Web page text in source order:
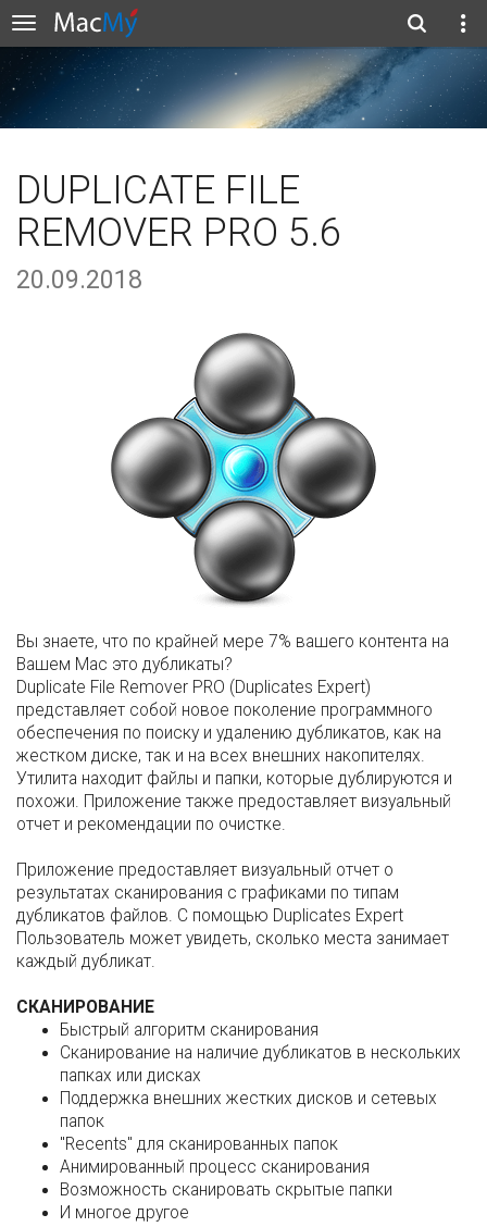
DUPLICATE FILE
REMOVER PRO 5.6
20.09.2018
Вы знаете, что по крайней мере 7% вашего контента на
Вашем Mac это дубликаты?
Duplicate File Remover PRO (Duplicates Expert)
представляет собой новое поколение программного
обеспечения по поиску и удалению дубликатов, как на
жестком диске, так и на всех внешних накопителях.
Утилита находит файлы и папки, которые дублируются и
похожи. Приложение также предоставляет визуальный
отчет и рекомендации по очистке.
Приложение предоставляет визуальный отчет о
результатах сканирования с графиками по типам
дубликатов файлов. С помощью Duplicates Expert
Пользователь может увидеть, сколько места занимает
каждый дубликат.
СКАНИРОВАНИЕ
Быстрый алгоритм сканирования
Сканирование на наличие дубликатов в нескольких
папках или дисках
Поддержка внешних жестких дисков и сетевых
папок
"Recents" для сканированных папок
Анимированный процесс сканирования
Возможность сканировать скрытые папки
И многое другое